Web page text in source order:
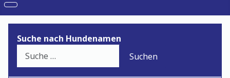
Suche nach Hundenamen
Suchen